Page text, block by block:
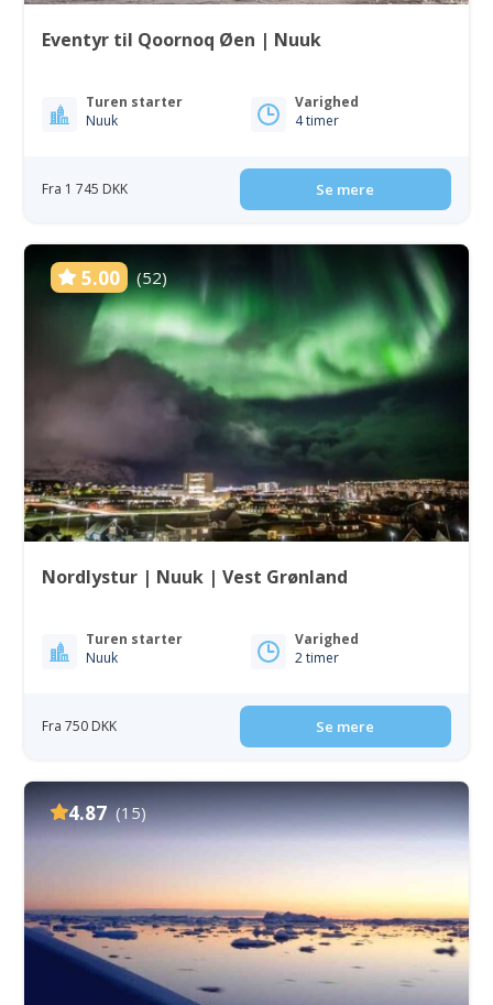
Eventyr til Qoornoq Øen | Nuuk
Turen starter
Nuuk
Varighed
4 timer
Fra 1 745 DKK Se mere
5.00 (52)
Nordlystur | Nuuk | Vest Grønland
Turen starter
Nuuk
Varighed
2 timer
Fra 750 DKK Se mere
4.87 (15)